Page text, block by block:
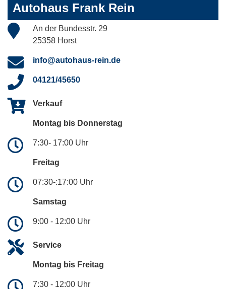
Autohaus Frank Rein
An der Bundesstr. 29
25358 Horst
info@autohaus-rein.de
04121/45650
Verkauf
Montag bis Donnerstag
7:30- 17:00 Uhr
Freitag
07:30-:17:00 Uhr
Samstag
9:00 - 12:00 Uhr
Service
Montag bis Freitag
7:30 - 12:00 Uhr